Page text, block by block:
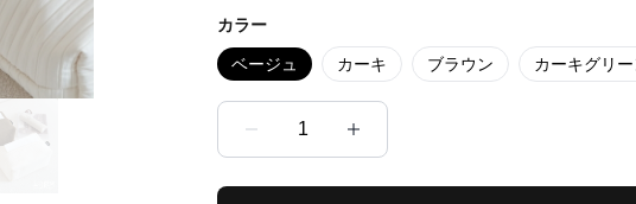
カラー
ベージュ カーキ ブラウン カーキグリー
1